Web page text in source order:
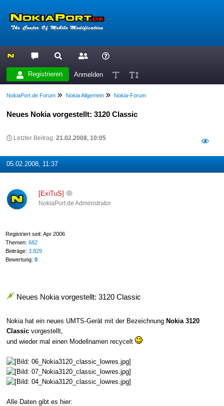
Registrieren Anmelden
NokiaPort.de Forum Nokia Allgemein Nokia-Forum
Neues Nokia vorgestellt: 3120 Classic
Letzter Beitrag:21.02.2008, 10:05
05.02.2008, 11:37
[ExiTuS]
NokiaPort.de Administrator
Registriert seit: Apr 2006
Themen: 682
Beiträge: 3.829
Bewertung: 0
Neues Nokia vorgestellt: 3120 Classic
Nokia hat ein neues UMTS-Gerät mit der Bezeichnung Nokia 3120
Classicvorgestellt,
und wieder mal einen Modellnamen recycelt
Alle Daten gibt es hier: